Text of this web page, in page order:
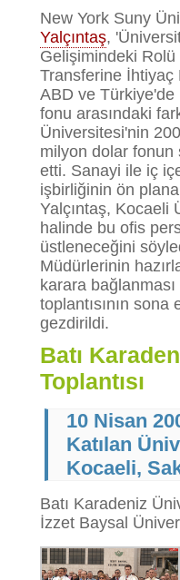
New York Suny
Yalçıntaş,
Gelişimindeki
Transferine İhtiyaç
ABD ve Türkiye'de
fonu arasındaki
Üniversitesi'nin
milyon dolar
etti. Sanayi ile iç
işbirliğinin ön
Yalçıntaş, Kocaeli
halinde bu ofis
üstleneceğini
Müdürlerinin
karara
toplantısının
gezdirildi.
Batı
Toplantısı
10 Nisan
Katılan
Kocaeli,
Batı Karadeniz
İzzet Baysal